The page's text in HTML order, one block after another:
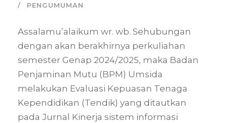
PENGUMUMAN
Assalamu’alaikum wr. wb. Sehubungan
dengan akan berakhirnya perkuliahan
semester Genap 2024/2025, maka Badan
Penjaminan Mutu (BPM) Umsida
melakukan Evaluasi Kepuasan Tenaga
Kependidikan (Tendik) yang ditautkan
pada Jurnal Kinerja sistem informasi